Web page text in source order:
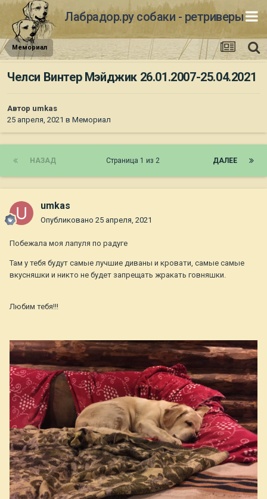
Лабрадор.ру собаки - ретриверы
Мемориал
Челси Винтер Мэйджик 26.01.2007-25.04.2021
Автор umkas
25 апреля, 2021 в Мемориал
НАЗАД ДАЛЕЕ
Страница 1 из 2
umkas
Опубликовано 25 апреля, 2021
Побежала моя лапуля по радуге
Там у тебя будут самые лучшие диваны и кровати, самые самые
вкусняшки и никто не будет запрещать жракать говняшки.
Любим тебя!!!